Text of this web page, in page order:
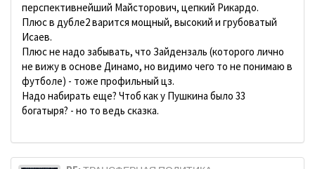
перспективнейший Майсторович, цепкий Рикардо.
Плюс в дубле2 варится мощный, высокий и грубоватый
Исаев.
Плюс не надо забывать, что Зайдензаль (которого лично
не вижу в основе Динамо, но видимо чего то не понимаю в
футболе) - тоже профильный цз.
Надо набирать еще? Чтоб как у Пушкина было 33
богатыря? - но то ведь сказка.